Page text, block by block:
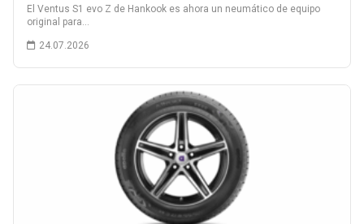
El Ventus S1 evo Z de Hankook es ahora un neumático de equipo
original para…
24.07.2026